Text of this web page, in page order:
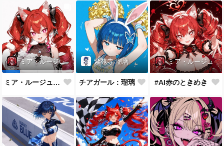
ミア・ルージュ
ミア・ルージュいろいろ
紫苑寺 瑠璃
チアガール：瑠璃
ミア・ルージュ
#AI赤のときめき